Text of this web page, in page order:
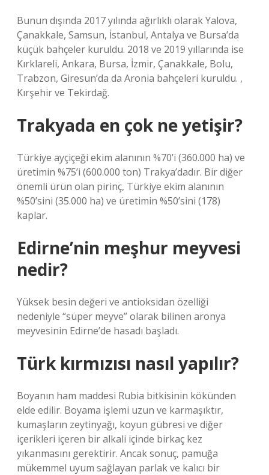
Bunun dışında 2017 yılında ağırlıklı olarak Yalova,
Çanakkale, Samsun, İstanbul, Antalya ve Bursa’da
küçük bahçeler kuruldu. 2018 ve 2019 yıllarında ise
Kırklareli, Ankara, Bursa, İzmir, Çanakkale, Bolu,
Trabzon, Giresun’da da Aronia bahçeleri kuruldu. ,
Kırşehir ve Tekirdağ.
Trakyada en çok ne yetişir?
Türkiye ayçiçeği ekim alanının %70’i (360.000 ha) ve
üretimin %75’i (600.000 ton) Trakya’dadır. Bir diğer
önemli ürün olan pirinç, Türkiye ekim alanının
%50’sini (35.000 ha) ve üretimin %50’sini (178)
kaplar.
Edirne’nin meşhur meyvesi
nedir?
Yüksek besin değeri ve antioksidan özelliği
nedeniyle “süper meyve” olarak bilinen aronya
meyvesinin Edirne’de hasadı başladı.
Türk kırmızısı nasıl yapılır?
Boyanın ham maddesi Rubia bitkisinin kökünden
elde edilir. Boyama işlemi uzun ve karmaşıktır,
kumaşların zeytinyağı, koyun gübresi ve diğer
içerikleri içeren bir alkali içinde birkaç kez
yıkanmasını gerektirir. Ancak sonuç, pamuğa
mükemmel uyum sağlayan parlak ve kalıcı bir